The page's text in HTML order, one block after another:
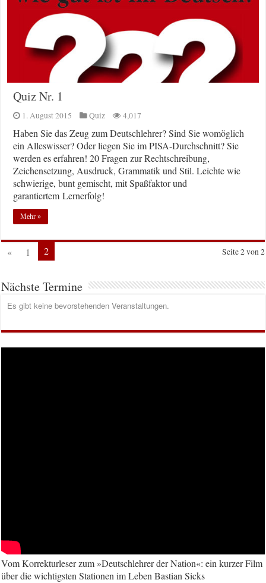
Quiz Nr. 1
1. August 2015 Quiz 4,017
Haben Sie das Zeug zum Deutschlehrer? Sind Sie womöglich
ein Alleswisser? Oder liegen Sie im PISA-Durchschnitt? Sie
werden es erfahren! 20 Fragen zur Rechtschreibung,
Zeichensetzung, Ausdruck, Grammatik und Stil. Leichte wie
schwierige, bunt gemischt, mit Spaßfaktor und
garantiertem Lernerfolg!
Mehr »
Seite 2 von 2
« 1 2
Nächste Termine
Es gibt keine bevorstehenden Veranstaltungen.
Vom Korrekturleser zum »Deutschlehrer der Nation«: ein kurzer Film
über die wichtigsten Stationen im Leben Bastian Sicks